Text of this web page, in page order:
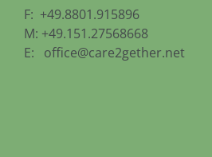
F: +49.8801.915896
M: +49.151.27568668
E: office@care2gether.net